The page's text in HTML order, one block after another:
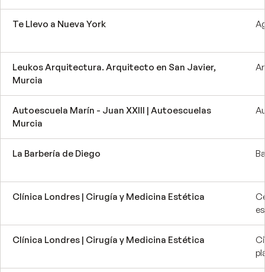
Te Llevo a Nueva York
Leukos Arquitectura. Arquitecto en San Javier,
Murcia
Autoescuela Marín - Juan XXIII | Autoescuelas
Murcia
La Barbería de Diego
Clínica Londres | Cirugía y Medicina Estética
Clínica Londres | Cirugía y Medicina Estética